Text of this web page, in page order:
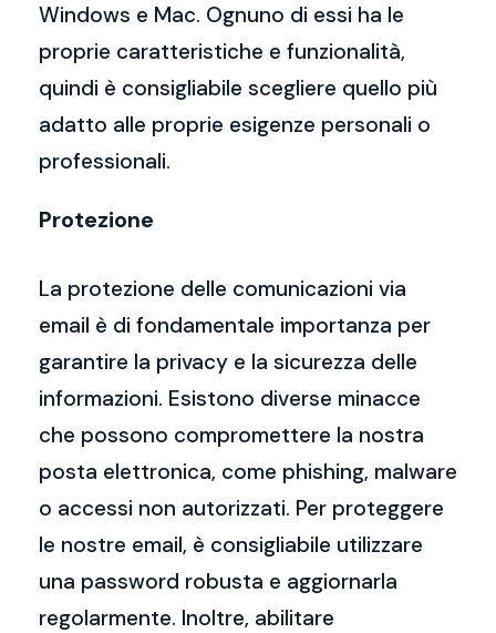
Windows e Mac. Ognuno di essi ha le
proprie caratteristiche e funzionalità,
quindi è consigliabile scegliere quello più
adatto alle proprie esigenze personali o
professionali.
Protezione
La protezione delle comunicazioni via
email è di fondamentale importanza per
garantire la privacy e la sicurezza delle
informazioni. Esistono diverse minacce
che possono compromettere la nostra
posta elettronica, come phishing, malware
o accessi non autorizzati. Per proteggere
le nostre email, è consigliabile utilizzare
una password robusta e aggiornarla
regolarmente. Inoltre, abilitare